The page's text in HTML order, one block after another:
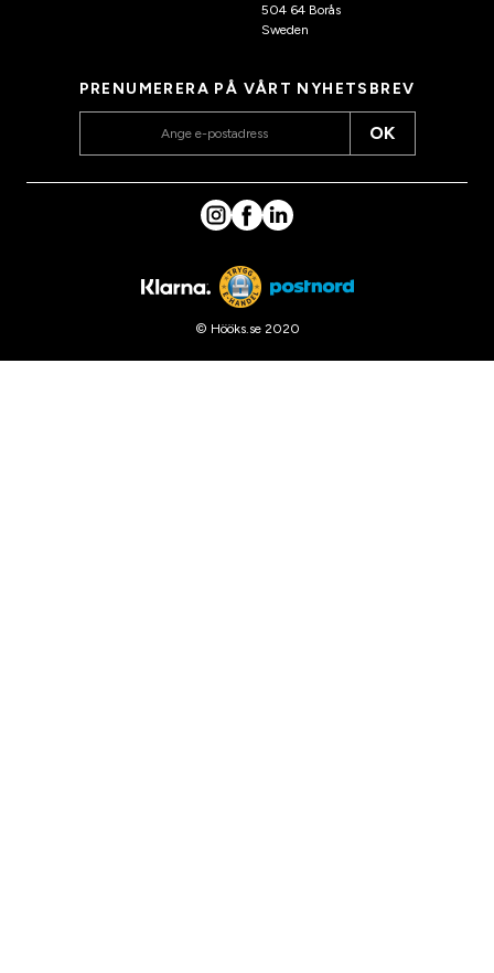
504 64 Borås
Sweden
PRENUMERERA PÅ VÅRT NYHETSBREV
OK
© Hööks.se 2020